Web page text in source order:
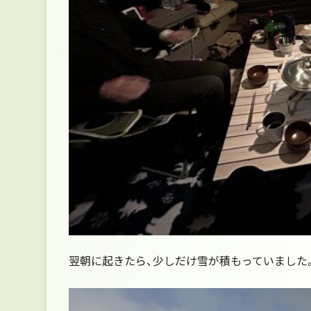
翌朝に起きたら、少しだけ雪が積もっていました